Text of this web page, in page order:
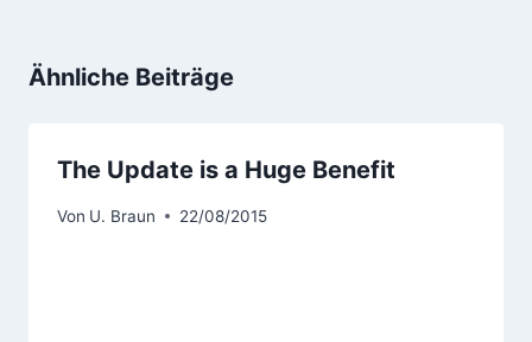
Ähnliche Beiträge
The Update is a Huge Benefit
Von U. Braun 22/08/2015